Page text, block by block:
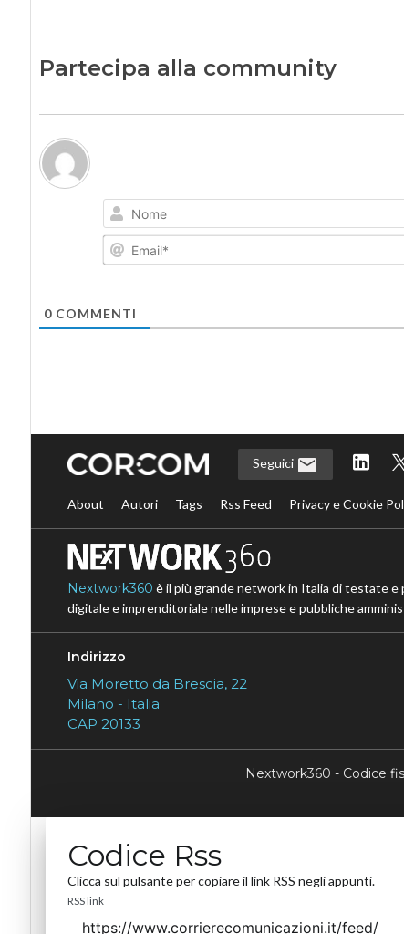
Partecipa alla community
0COMMENTI
Seguici
About Autori Tags Rss Feed Privacy e Cookie
Nextwork360 è il più grande network in Italia di testate e
digitale e imprenditoriale nelle imprese e pubbliche
Indirizzo
Via Moretto da Brescia, 22
Milano - Italia
CAP 20133
Nextwork360 - Codice
Codice Rss
Clicca sul pulsante per copiare il link RSS negli appunti.
RSS link